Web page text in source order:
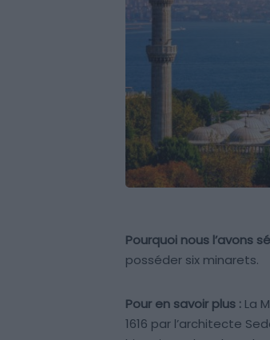
Pourquoi nous l’avons
posséder six minarets.
Pour en savoir plus : La
1616 par l’architecte